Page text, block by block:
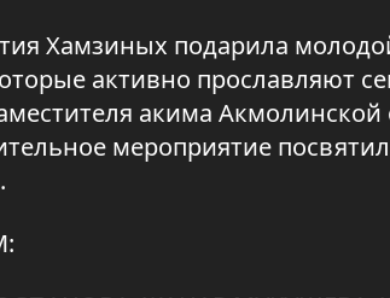
Хамзиных подарила
активно прославляют
акима
мероприятие